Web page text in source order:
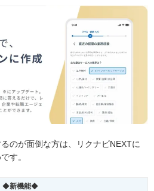
のが面倒な方は、リクナビNEXTに
す。
◆新機能◆